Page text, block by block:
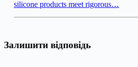
silicone products meet rigorous…
Залишити відповідь